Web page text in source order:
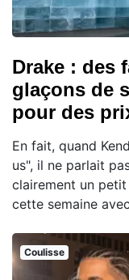
Drake : des
glaçons de
pour des
En fait, quand
us", il ne parlait
clairement un
cette semaine
Coulisse